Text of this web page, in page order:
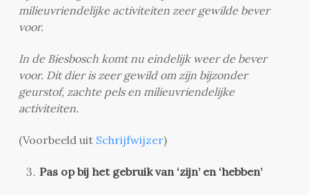
milieuvriendelijke activiteiten zeer gewilde bever
voor.
In de Biesbosch komt nu eindelijk weer de bever
voor. Dit dier is zeer gewild om zijn bijzonder
geurstof, zachte pels en milieuvriendelijke
activiteiten.
(Voorbeeld uit Schrijfwijzer)
Pas op bij het gebruik van ‘zijn’ en ‘hebben’